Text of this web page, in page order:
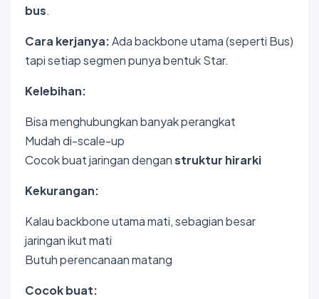
bus.
Cara kerjanya:Ada backbone utama (seperti Bus)
tapi setiap segmen punya bentuk Star.
Kelebihan:
Bisa menghubungkan banyak perangkat
Mudah di-scale-up
Cocok buat jaringan denganstruktur hirarki
Kekurangan:
Kalau backbone utama mati, sebagian besar
jaringan ikut mati
Butuh perencanaan matang
Cocok buat: